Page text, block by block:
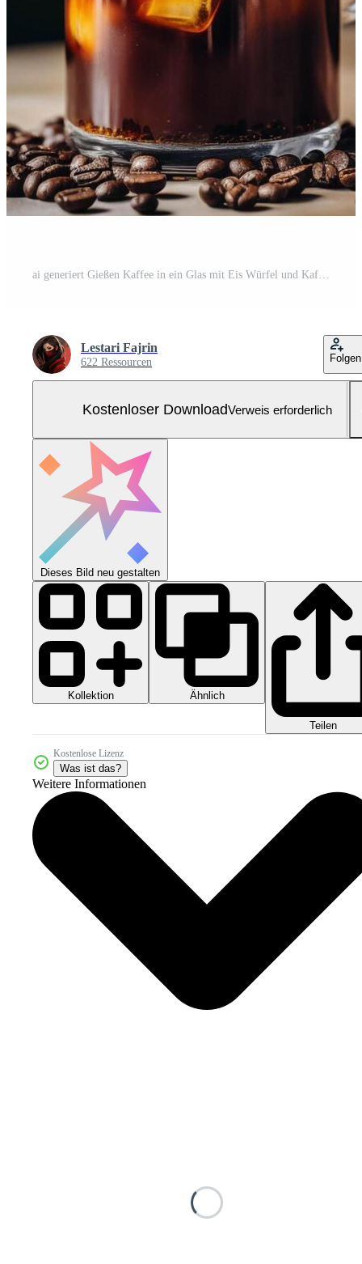
ai generiert Gießen Kaffee in ein Glas mit Eis Würfel und Kaffee Bohnen. Kostenloses Foto
Lestari Fajrin
622 Ressourcen Folgen
Kostenloser DownloadVerweis erforderlich
Dieses Bild neu gestalten
Kollektion Ähnlich
Teilen
Kostenlose Lizenz
Was ist das?
Weitere Informationen